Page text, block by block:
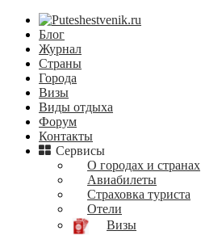
Блог
Журнал
Страны
Города
Визы
Виды отдыха
Форум
Контакты
Сервисы
О городах и странах
Авиабилеты
Страховка туриста
Отели
Визы